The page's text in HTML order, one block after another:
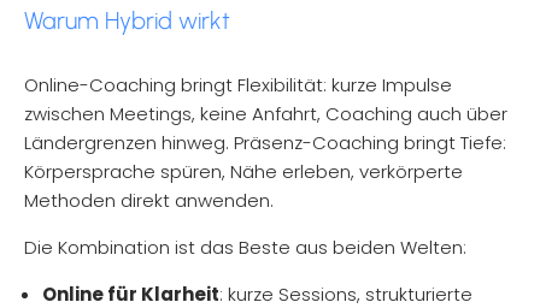
Warum Hybrid wirkt
Online-Coaching bringt Flexibilität: kurze Impulse
zwischen Meetings, keine Anfahrt, Coaching auch über
Ländergrenzen hinweg. Präsenz-Coaching bringt Tiefe:
Körpersprache spüren, Nähe erleben, verkörperte
Methoden direkt anwenden.
Die Kombination ist das Beste aus beiden Welten:
Online für Klarheit: kurze Sessions, strukturierte